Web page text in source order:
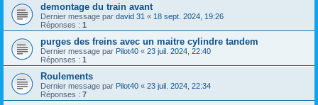
demontage du train avant
Dernier message par david 31 « 18 sept. 2024, 19:26
Réponses : 1
purges des freins avec un maitre cylindre tandem
Dernier message par Pilot40 « 23 juil. 2024, 22:40
Réponses : 1
Roulements
Dernier message par Pilot40 « 23 juil. 2024, 22:34
Réponses : 7